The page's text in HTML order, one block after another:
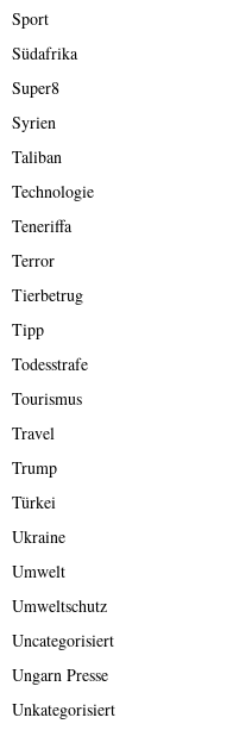
Sport
Südafrika
Super8
Syrien
Taliban
Technologie
Teneriffa
Terror
Tierbetrug
Tipp
Todesstrafe
Tourismus
Travel
Trump
Türkei
Ukraine
Umwelt
Umweltschutz
Uncategorisiert
Ungarn Presse
Unkategorisiert